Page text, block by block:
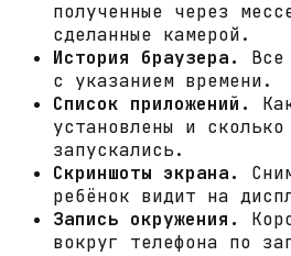
полученные через
сделанные камерой.
История браузера.
Все
с указанием времени.
Список приложений.
установлены и сколько
запускались.
Скриншоты экрана.
ребёнок видит на
Запись окружения.
вокруг телефона по